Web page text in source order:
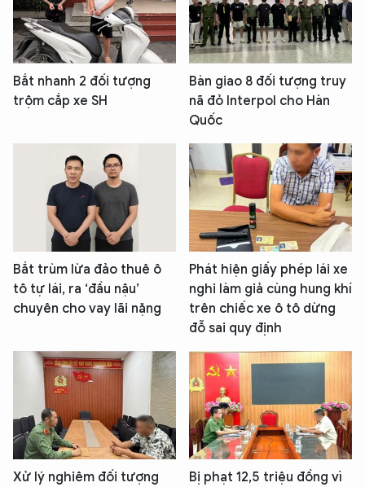
Bắt nhanh 2 đối tượng
trộm cắp xe SH
Bàn giao 8 đối tượng truy
nã đỏ Interpol cho Hàn
Quốc
Bắt trùm lừa đảo thuê ô
tô tự lái, ra ‘đầu nậu’
chuyên cho vay lãi nặng
Phát hiện giấy phép lái xe
nghi làm giả cùng hung khí
trên chiếc xe ô tô dừng
đỗ sai quy định
Xử lý nghiêm đối tượng
Bị phạt 12,5 triệu đồng vì